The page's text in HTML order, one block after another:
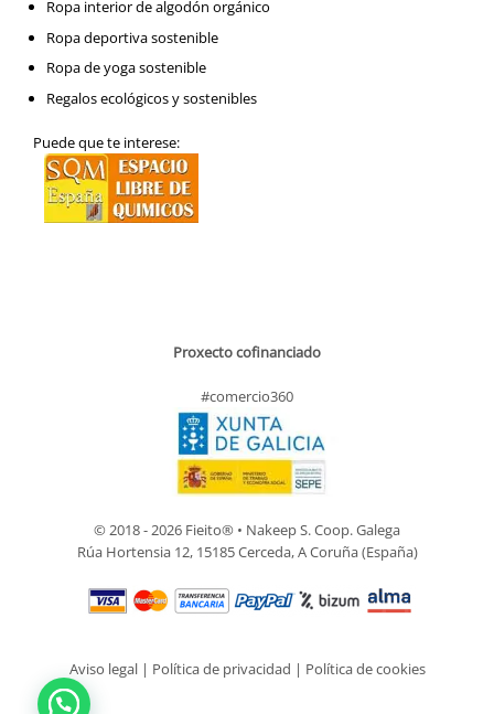
Ropa interior de algodón orgánico
Ropa deportiva sostenible
Ropa de yoga sostenible
Regalos ecológicos y sostenibles
Puede que te interese:
Proxecto cofinanciado
#comercio360
© 2018 - 2026 Fieito® • Nakeep S. Coop. Galega
Rúa Hortensia 12, 15185 Cerceda, A Coruña (España)
Aviso legal| Política de privacidad | Política de cookies